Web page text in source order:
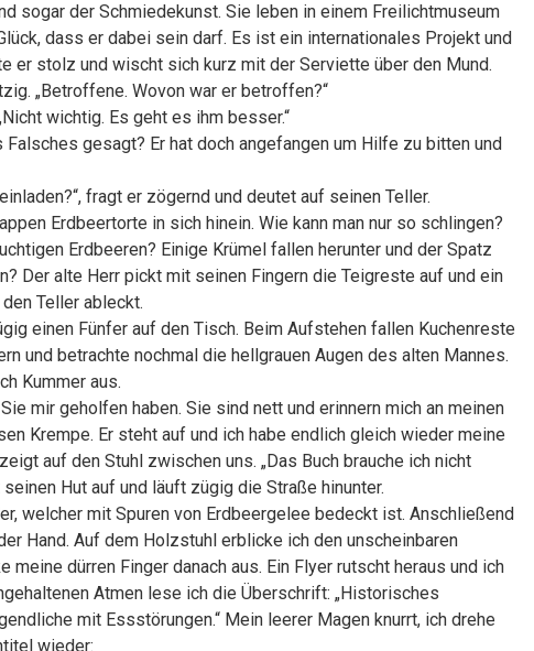
sogar der Schmiedekunst. Sie leben in einem Freilichtmuseum
dass er dabei sein darf. Es ist ein internationales Projekt und
er stolz und wischt sich kurz mit der Serviette über den Mund.
„Betroffene. Wovon war er betroffen?“
wichtig. Es geht es ihm besser.“
gesagt? Er hat doch angefangen um Hilfe zu bitten und
fragt er zögernd und deutet auf seinen Teller.
Erdbeertorte in sich hinein. Wie kann man nur so schlingen?
Erdbeeren? Einige Krümel fallen herunter und der Spatz
Der alte Herr pickt mit seinen Fingern die Teigreste auf und ein
Teller ableckt.
einen Fünfer auf den Tisch. Beim Aufstehen fallen Kuchenreste
und betrachte nochmal die hellgrauen Augen des alten Mannes.
Kummer aus.
mir geholfen haben. Sie sind nett und erinnern mich an meinen
Krempe. Er steht auf und ich habe endlich gleich wieder meine
auf den Stuhl zwischen uns. „Das Buch brauche ich nicht
Hut auf und läuft zügig die Straße hinunter.
welcher mit Spuren von Erdbeergelee bedeckt ist. Anschließend
Hand. Auf dem Holzstuhl erblicke ich den unscheinbaren
dürren Finger danach aus. Ein Flyer rutscht heraus und ich
Atmen lese ich die Überschrift: „Historisches
mit Essstörungen.“ Mein leerer Magen knurrt, ich drehe
wieder: